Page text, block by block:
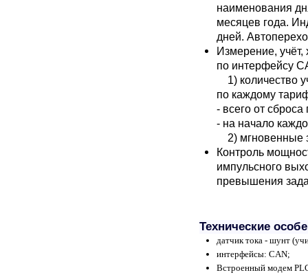
наименования
месяцев года.
дней.
Измерение,
по интерфейсу
1) количество
по каждому
- всего от сброса
- на начало
2) мгновенные
Контроль
импульсного
превышения
Технические
датчик тока - шунт
интерфейсы: CAN;
Встроенный модем